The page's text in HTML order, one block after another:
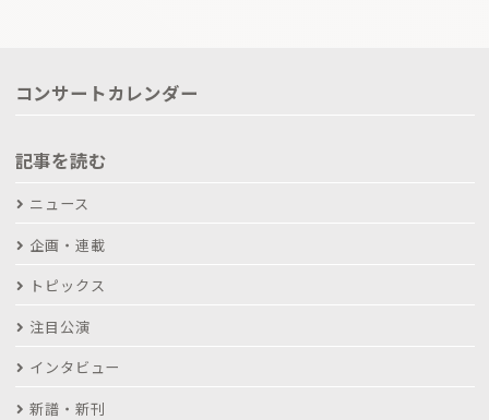
コンサートカレンダー
記事を読む
ニュース
企画・連載
トピックス
注目公演
インタビュー
新譜・新刊